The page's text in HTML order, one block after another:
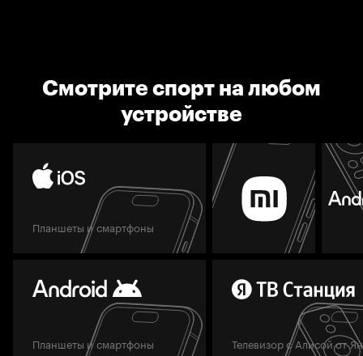
Смотрите спорт на любом
устройстве
Планшеты и смартфоны
Планшеты и смартфоны Телевизор с Алисой от